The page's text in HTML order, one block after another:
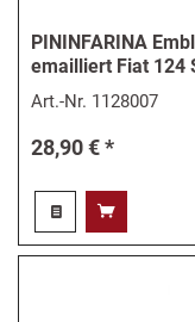
PININFARINA
emailliert Fiat 124
Art.-Nr. 1128007
28,90 € *